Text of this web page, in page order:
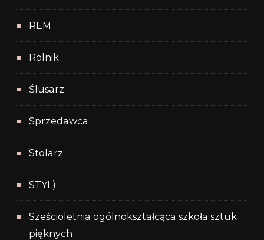
REM
Rolnik
Ślusarz
Sprzedawca
Stolarz
STYL)
Sześcioletnia ogólnokształcąca szkoła sztuk
pięknych